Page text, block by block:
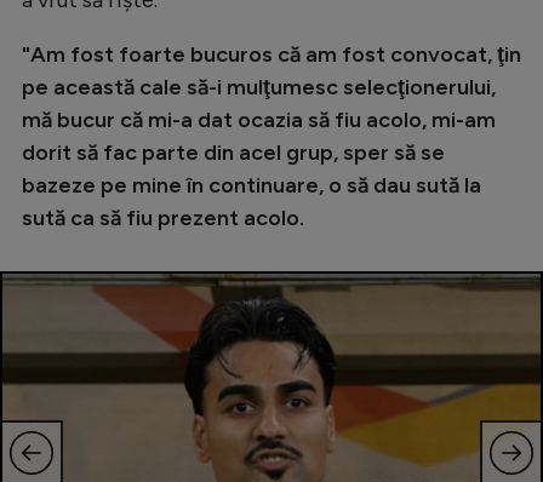
"Am fost foarte bucuros că am fost convocat, ţin
pe această cale să-i mulţumesc selecţionerului,
mă bucur că mi-a dat ocazia să fiu acolo, mi-am
dorit să fac parte din acel grup, sper să se
bazeze pe mine în continuare, o să dau sută la
sută ca să fiu prezent acolo.